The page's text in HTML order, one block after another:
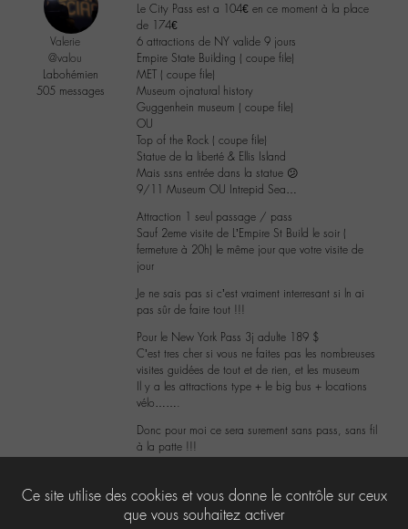
Valerie
@valou
Labohémien
505 messages
Le City Pass est a 104€ en ce moment à la place
de 174€
6 attractions de NY valide 9 jours
Empire State Building ( coupe file)
MET ( coupe file)
Museum ojnatural history
Guggenhein museum ( coupe file)
OU
Top of the Rock ( coupe file)
Statue de la liberté & Ellis Island
Mais ssns entrée dans la statue 😕
9/11 Museum OU Intrepid Sea…
Attraction 1 seul passage / pass
Sauf 2eme visite de L’Empire St Build le soir (
fermeture à 20h) le même jour que votre visite de
jour
Je ne sais pas si c’est vraiment interresant si ln ai
pas sûr de faire tout !!!
Pour le New York Pass 3j adulte 189 $
C’est tres cher si vous ne faites pas les nombreuses
visites guidées de tout et de rien, et les museum
Il y a les attractions type + le big bus + locations
vélo…….
Donc pour moi ce sera surement sans pass, sans fil
à la patte !!!
Ce site utilise des cookies et vous donne le contrôle sur ceux
que vous souhaitez activer